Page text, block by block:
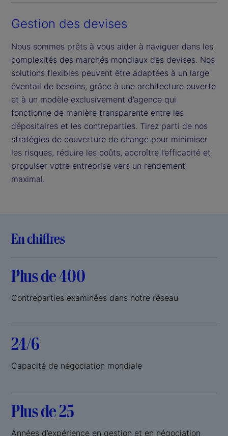
Gestion des devises
Nous sommes prêts à vous aider à naviguer dans les
complexités des marchés mondiaux des devises. Nos
solutions flexibles peuvent être adaptées à un large
éventail de besoins, grâce à une architecture ouverte
et à un modèle exclusivement d’agence qui
fonctionne de manière transparente entre les
dépositaires et les contreparties. Tirez parti de nos
stratégies de couverture de change pour minimiser
les risques, réduire les coûts, accroître l’efficacité et
propulser votre entreprise vers un rendement
maximal.
En chiffres
Plus de 400
Contreparties examinées dans notre réseau
24/6
Capacité de négociation mondiale
Plus de 25
Années d’expérience en gestion et en négociation